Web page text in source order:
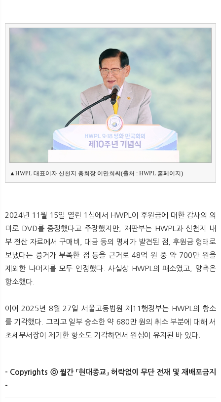
▲HWPL 대표이자 신천지 총회장 이만희씨(출처 : HWPL 홈페이지)
2024년 11월 15일 열린 1심에서 HWPL이 후원금에 대한 감사의 의
미로 DVD를 증정했다고 주장했지만, 재판부는 HWPL과 신천지 내
부 전산 자료에서 구매비, 대금 등의 명세가 발견된 점, 후원금 형태로
보냈다는 증거가 부족한 점 등을 근거로 48억 원 중 약 700만 원을
제외한 나머지를 모두 인정했다. 사실상 HWPL의 패소였고, 양측은
항소했다.
이어 2025년 8월 27일 서울고등법원 제11행정부는 HWPL의 항소
를 기각했다. 그리고 일부 승소한 약 680만 원의 취소 부분에 대해 서
초세무서장이 제기한 항소도 기각하면서 원심이 유지된 바 있다.​
- Copyrights ⓒ 월간 「현대종교」 허락없이 무단 전재 및 재배포금지
-